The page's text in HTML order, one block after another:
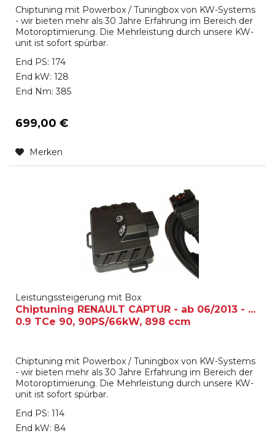
Chiptuning mit Powerbox / Tuningbox von KW-Systems
- wir bieten mehr als 30 Jahre Erfahrung im Bereich der
Motoroptimierung. Die Mehrleistung durch unsere KW-
unit ist sofort spürbar.
End PS: 174
End kW: 128
End Nm: 385
699,00 €
Merken
Leistungssteigerung mit Box
Chiptuning RENAULT CAPTUR - ab 06/2013 - ...
0.9 TCe 90, 90PS/66kW, 898 ccm
Chiptuning mit Powerbox / Tuningbox von KW-Systems
- wir bieten mehr als 30 Jahre Erfahrung im Bereich der
Motoroptimierung. Die Mehrleistung durch unsere KW-
unit ist sofort spürbar.
End PS: 114
End kW: 84